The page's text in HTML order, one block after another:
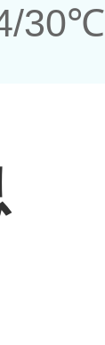
30℃